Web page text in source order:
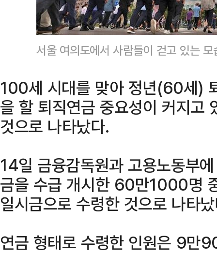
서울 여의도에서 사람들이 걷고 있는
100세 시대를 맞아 정년(60세)
을 할 퇴직연금 중요성이 커지고
것으로 나타났다.
14일 금융감독원과 고용노동부
금을 수급 개시한 60만1000
일시금으로 수령한 것으로 나타
연금 형태로 수령한 인원은 9